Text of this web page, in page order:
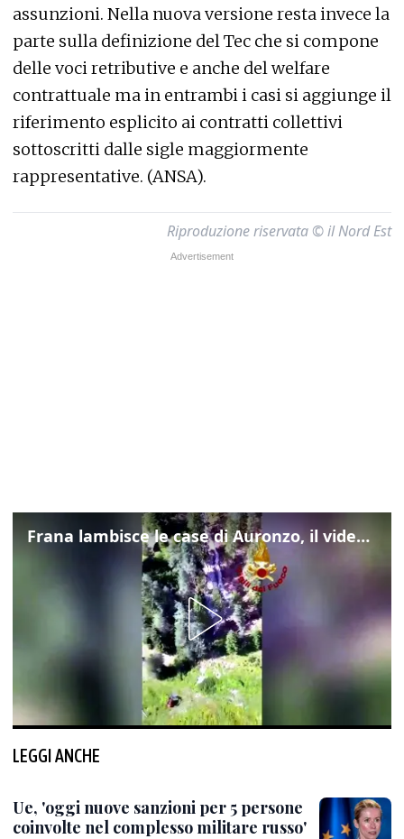
assunzioni. Nella nuova versione resta invece la
parte sulla definizione del Tec che si compone
delle voci retributive e anche del welfare
contrattuale ma in entrambi i casi si aggiunge il
riferimento esplicito ai contratti collettivi
sottoscritti dalle sigle maggiormente
rappresentative. (ANSA).
Riproduzione riservata © il Nord Est
Frana lambisce le case di Auronzo, il video dall'elicottero dei vigili del fuoco
LEGGI ANCHE
Ue, 'oggi nuove sanzioni per 5 persone
coinvolte nel complesso militare russo'